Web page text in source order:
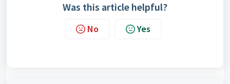
Was this article helpful?
No Yes